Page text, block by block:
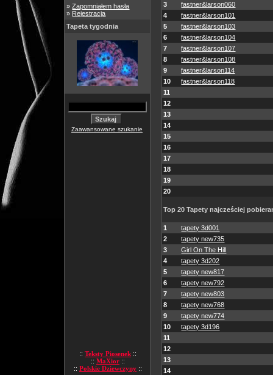
»Zapomniałem hasła
» Rejestracja
Tapeta tygodnia
Zaawansowane szukanie
:: Teksty Piosenek ::
:: MaXior ::
:: Polskie Dziewczyny ::
3
fastner&larson060
4
fastner&larson101
5
fastner&larson103
6
fastner&larson104
7
fastner&larson107
8
fastner&larson108
9
fastner&larson114
10
fastner&larson118
11
12
13
14
15
16
17
18
19
20
Top 20 Tapety najcześciej
1
tapety 3d001
2
tapety new735
3
Girl On The Hill
4
tapety 3d202
5
tapety new817
6
tapety new792
7
tapety new803
8
tapety new768
9
tapety new774
10
tapety 3d196
11
12
13
14